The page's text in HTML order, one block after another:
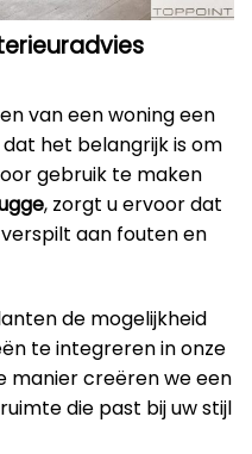
van een woning een
het belangrijk is om
gebruik te maken
, zorgt u ervoor dat
aan fouten en
de mogelijkheid
te integreren in onze
manier creëren we een
die past bij uw stijl